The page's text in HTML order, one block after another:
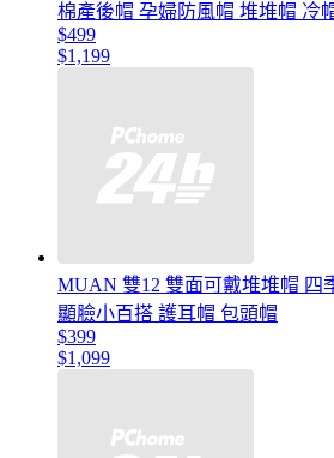
棉產後帽 孕婦防風帽 堆堆帽 冷
$499
$1,199
MUAN 雙12 雙面可戴堆堆帽 四
顯臉小百搭 護耳帽 包頭帽
$399
$1,099